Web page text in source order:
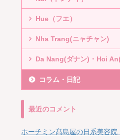
Hue（フエ）
Nha Trang(ニャチャン)
Da Nang(ダナン)・Hoi
コラム・日記
最近のコメント
ホーチミン髙島屋の日系美容院